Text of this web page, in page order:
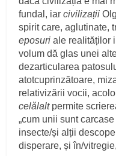
fundal, iarcivilizații
spirit care, aglutinate,
eposuriale realităților
volum dă glas unei
dezarticularea
atotcuprinzătoare,
relativizării vocii,
celălaltpermite
„cum unii sunt
insecte/și alții
disperare, și în/